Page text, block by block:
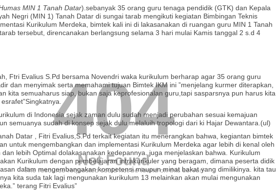
MIN 1 Tanah Datar).sebanyak 35 orang guru tenaga pendidik (GTK) dan Kepala
Negri (MIN 1) Tanah Datar di sungai tarab mengikuti kegiatan Bimbingan Teknis
Kurikulum Merdeka, bimtek kali ini di lakasanakan di ruangan guru MIN 1 Tanah
tersebut, direncanakan berlangsung selama 3 hari mulai Kamis tanggal 2 s.d 4
Ftri Evalius S.Pd bersama Novendri waka kurikulum berharap agar 35 orang guru
dan menyimak serta memahami tujuan Bimtek IKM ini ”menjelang kurmer diterapkan,
kita semuaharus siap, bukan saja keprofesionalan guru,tapi sasparsnya pun harus kita
di Indonesia sejak zaman dulu sudah menjadi perubahan sesuai kemajuan
semuanya sudah di konsep sejak dulu melaluih tropologi dari ki Hajar Dewantara.(ul)
Datar , Fitri Evalius,S.Pd terkait kegiatan itu menerangkan bahwa, kegiantan bimtek
untuk mengembangkan dan implementasi Kurikulum Merdeka agar lebih di kenal oleh
dan lebih Optimal dolakasanakan kedepannya. juga menjelaskan bahwa. Kurikulum
Kurikulum dengan pembelajaran intrakurikuler yang beragam, dimana peserta didik
dalam mengembangakan kompetensi maupun minat bakat yang dimilikinya. kita tau
kita suda tak lagi mengunakan kurikulum 13 melainkan akan mulai mengunakan
terang Fitri Evalius”
404
Not Found
The resource requested could not be found on this server!